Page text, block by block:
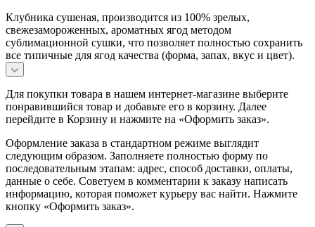
Клубника сушеная, производится из 100% зрелых,
свежезамороженных, ароматных ягод методом
сублимационной сушки, что позволяет полностью сохранить
все типичные для ягод качества (форма, запах, вкус и цвет).
Для покупки товара в нашем интернет-магазине выберите
понравившийся товар и добавьте его в корзину. Далее
перейдите в Корзину и нажмите на «Оформить заказ».
Оформление заказа в стандартном режиме выглядит
следующим образом. Заполняете полностью форму по
последовательным этапам: адрес, способ доставки, оплаты,
данные о себе. Советуем в комментарии к заказу написать
информацию, которая поможет курьеру вас найти. Нажмите
кнопку «Оформить заказ».